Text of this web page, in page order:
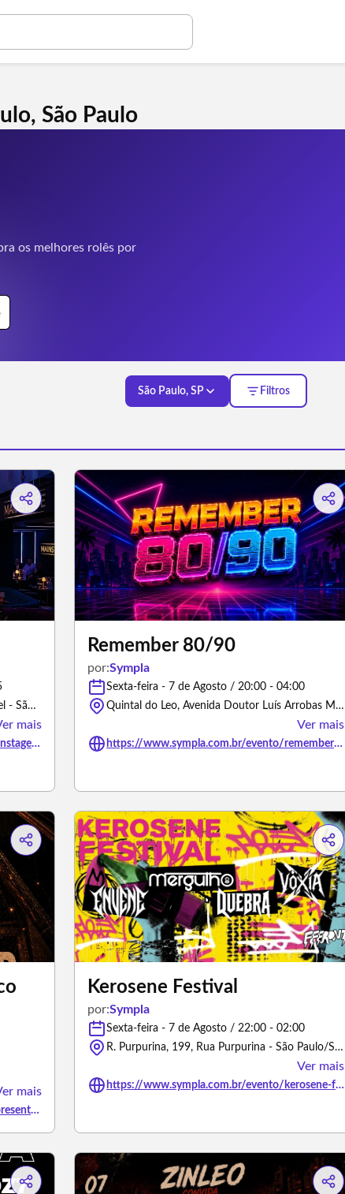
São Paulo
os melhores rolês por
São Paulo, SP Filtros
Av. São Miguel, 2635, Avenida São Miguel - São Paulo/São Paulo
mais
https://www.sympla.com.br/evento/mainstage-inauguracao/3501579
Remember 80/90
por:Sympla
Sexta-feira - 7 de Agosto / 20:00 - 04:00
Quintal do Leo, Avenida Doutor Luís Arrobas Martins - São Paulo/São Paulo
Ver mais
https://www.sympla.com.br/evento/remember-80-90/3486617
mais
https://zig.tickets/eventos/crema-club-presents-disco-wooooador-0708
Kerosene Festival
por:Sympla
Sexta-feira - 7 de Agosto / 22:00 - 02:00
R. Purpurina, 199, Rua Purpurina - São Paulo/São Paulo
Ver mais
https://www.sympla.com.br/evento/kerosene-festival/3494581